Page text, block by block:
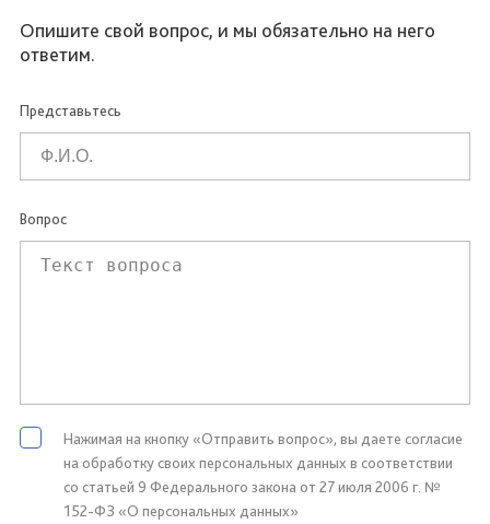
Опишите свой вопрос, и мы обязательно на него
ответим.
Представьтесь
Вопрос
Нажимая на кнопку «Отправить вопрос», вы даете согласие
на обработку своих персональных данных в соответствии
со статьей 9 Федерального закона от 27 июля 2006 г. №
152-ФЗ «О персональных данных»